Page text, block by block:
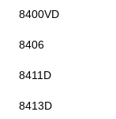
8400VD
8406
8411D
8413D